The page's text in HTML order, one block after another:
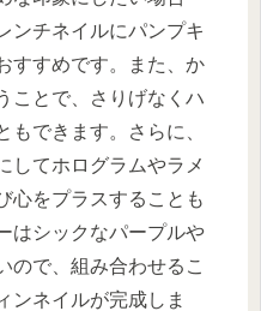
ンチネイルにパンプキ
すすめです。また、か
ことで、さりげなくハ
もできます。さらに、
してホログラムやラメ
心をプラスすることも
はシックなパープルや
ので、組み合わせるこ
ンネイルが完成しま